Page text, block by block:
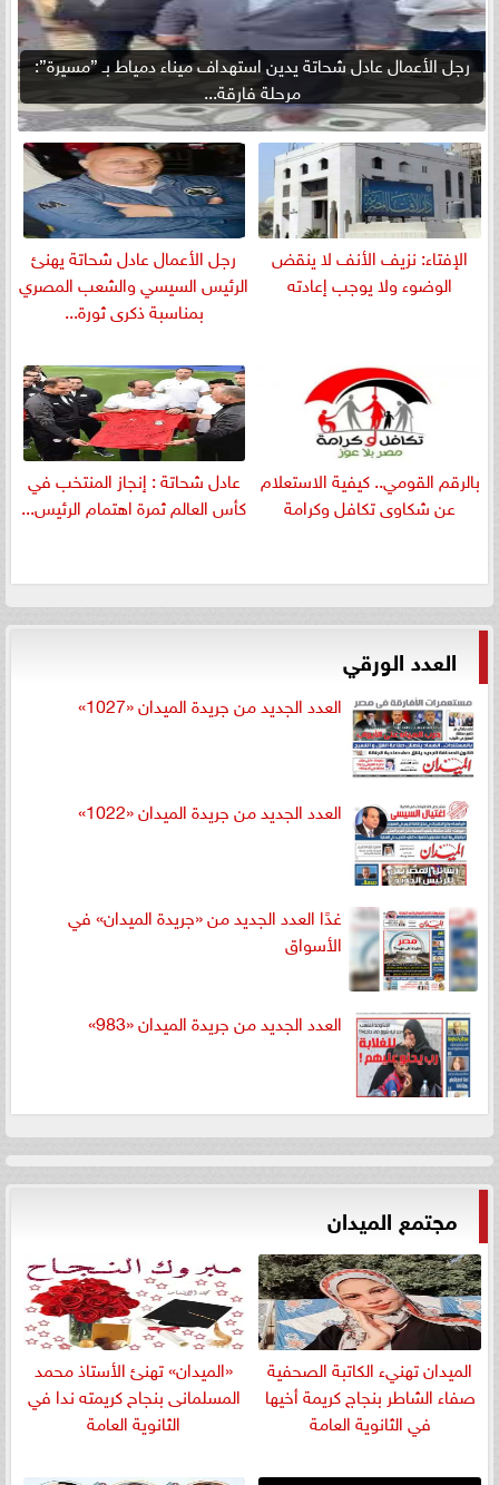
رجل الأعمال عادل شحاتة يدين استهداف ميناء دمياط بـ ”مسيرة”:
مرحلة فارقة...
الإفتاء: نزيف الأنف لا ينقض
الوضوء ولا يوجب إعادته
رجل الأعمال عادل شحاتة يهنئ
الرئيس السيسي والشعب المصري
بمناسبة ذكرى ثورة...
بالرقم القومي.. كيفية الاستعلام
عن شكاوى تكافل وكرامة
عادل شحاتة : إنجاز المنتخب في
كأس العالم ثمرة اهتمام الرئيس...
العدد الورقي
العدد الجديد من جريدة الميدان «1027»
العدد الجديد من جريدة الميدان «1022»
غدًا العدد الجديد من «جريدة الميدان» في
الأسواق
العدد الجديد من جريدة الميدان «983»
مجتمع الميدان
الميدان تهنيء الكاتبة الصحفية
صفاء الشاطر بنجاج كريمة أخيها
في الثانوية العامة
«الميدان» تهنئ الأستاذ محمد
المسلمانى بنجاح كريمته ندا في
الثانوية العامة